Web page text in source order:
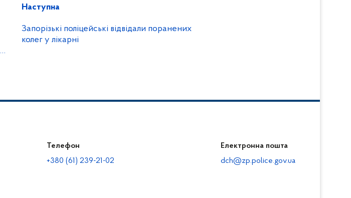
Наступна
Запорізькі поліцейські відвідали поранених
колег у лікарні
Телефон
+380 (61) 239-21-02
Електронна пошта
dch@zp.police.gov.ua